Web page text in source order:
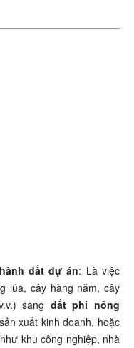
đất dự án: Là việc
lúa, cây hàng năm, cây
sang đất phi nông
xuất kinh doanh, hoặc
khu công nghiệp, nhà